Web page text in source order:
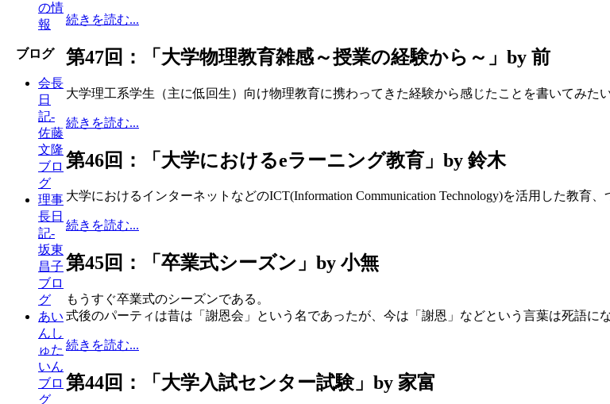
の情
報
ブログ
会長
日
記-
佐藤
文隆
ブロ
グ
理事
長日
記-
坂東
昌子
ブロ
グ
あい
んし
ゅた
いん
ブロ
グ
続きを読む...
第47回：「大学物理教育雑感～授業の経験から～」by 前
大学理工系学生（主に低回生）向け物理教育に携わってきた経験から感じたことを書いてみた
続きを読む...
第46回：「大学におけるeラーニング教育」by 鈴木
大学におけるインターネットなどのICT(Information Communication Technology)を活用した教育
続きを読む...
第45回：「卒業式シーズン」by 小無
もうすぐ卒業式のシーズンである。
式後のパーティは昔は「謝恩会」という名であったが、今は「謝恩」などという言葉は死語に
続きを読む...
第44回：「大学入試センター試験」by 家富